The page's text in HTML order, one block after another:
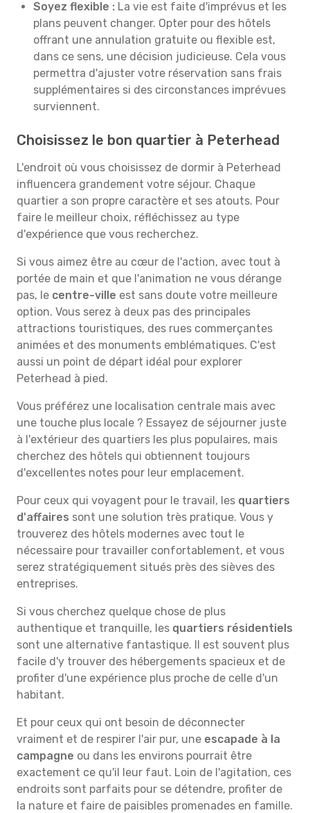
Soyez flexible : La vie est faite d'imprévus et les
plans peuvent changer. Opter pour des hôtels
offrant une annulation gratuite ou flexible est,
dans ce sens, une décision judicieuse. Cela vous
permettra d'ajuster votre réservation sans frais
supplémentaires si des circonstances imprévues
surviennent.
Choisissez le bon quartier à Peterhead
L'endroit où vous choisissez de dormir à Peterhead
influencera grandement votre séjour. Chaque
quartier a son propre caractère et ses atouts. Pour
faire le meilleur choix, réfléchissez au type
d'expérience que vous recherchez.
Si vous aimez être au cœur de l'action, avec tout à
portée de main et que l'animation ne vous dérange
pas, le centre-ville est sans doute votre meilleure
option. Vous serez à deux pas des principales
attractions touristiques, des rues commerçantes
animées et des monuments emblématiques. C'est
aussi un point de départ idéal pour explorer
Peterhead à pied.
Vous préférez une localisation centrale mais avec
une touche plus locale ? Essayez de séjourner juste
à l'extérieur des quartiers les plus populaires, mais
cherchez des hôtels qui obtiennent toujours
d'excellentes notes pour leur emplacement.
Pour ceux qui voyagent pour le travail, les quartiers
d'affaires sont une solution très pratique. Vous y
trouverez des hôtels modernes avec tout le
nécessaire pour travailler confortablement, et vous
serez stratégiquement situés près des sièves des
entreprises.
Si vous cherchez quelque chose de plus
authentique et tranquille, les quartiers résidentiels
sont une alternative fantastique. Il est souvent plus
facile d'y trouver des hébergements spacieux et de
profiter d'une expérience plus proche de celle d'un
habitant.
Et pour ceux qui ont besoin de déconnecter
vraiment et de respirer l'air pur, une escapade à la
campagne ou dans les environs pourrait être
exactement ce qu'il leur faut. Loin de l'agitation, ces
endroits sont parfaits pour se détendre, profiter de
la nature et faire de paisibles promenades en famille.